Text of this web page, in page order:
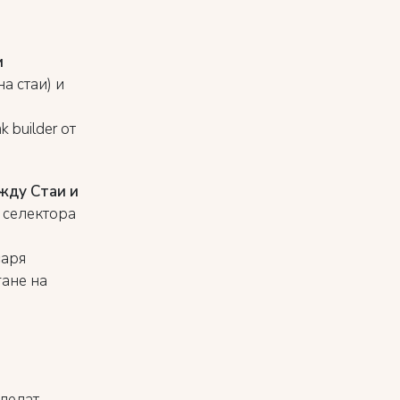
стаи) и
builder от
Стаи и
на